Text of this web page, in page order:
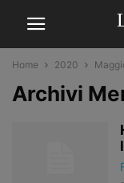
Home 2020
Archivi